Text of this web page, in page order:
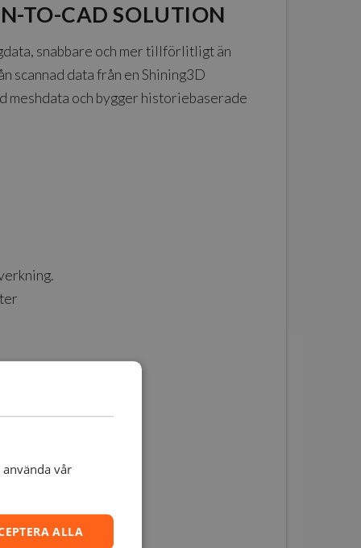
TO-CAD SOLUTION
snabbare och mer tillförlitligt än
scannad data från en Shining3D
meshdata och bygger historiebaserade
vår
ALLA